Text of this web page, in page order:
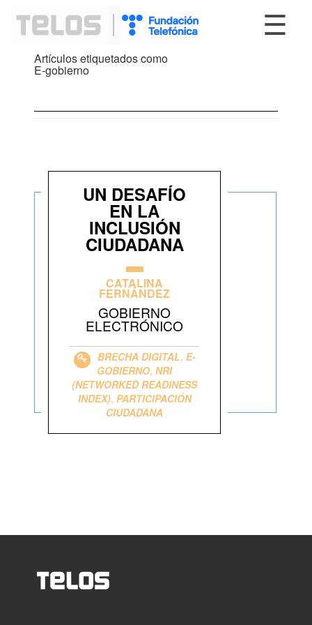
☰
Artículos etiquetados como
E-gobierno
UN DESAFÍO
EN LA
INCLUSIÓN
CIUDADANA
CATALINA
FERNÁNDEZ
GOBIERNO
ELECTRÓNICO
BRECHA DIGITAL, E-
GOBIERNO, NRI
(NETWORKED READINESS
INDEX), PARTICIPACIÓN
CIUDADANA